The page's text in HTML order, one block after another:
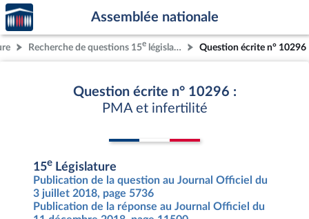
Aller au contenu
Aller en bas de la page
Accèder
à la
page
d'accueil
Assemblée nationale
Recherche de questions 15e législature Question écrite n° 10296
Question écrite n° 10296 :
PMA et infertilité
15e Législature
Publication de la question au Journal Officiel du
3 juillet 2018, page 5736
Publication de la réponse au Journal Officiel du